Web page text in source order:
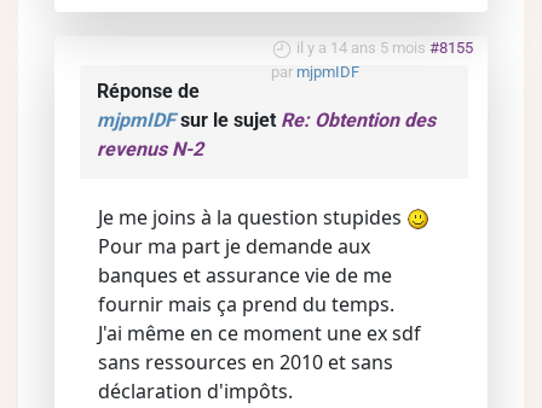
il y a 14 ans 5 mois #8155
par mjpmIDF
Réponse de
mjpmIDFsur le sujet Re: Obtention des
revenus N-2
Je me joins à la question stupides
Pour ma part je demande aux
banques et assurance vie de me
fournir mais ça prend du temps.
J'ai même en ce moment une ex sdf
sans ressources en 2010 et sans
déclaration d'impôts.